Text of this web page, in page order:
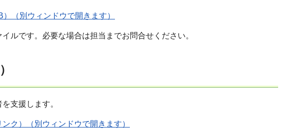
（別ウィンドウで開きます）
ルです。必要な場合は担当までお問合せください。
支援します。
ク）（別ウィンドウで開きます）